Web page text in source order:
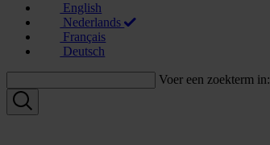
English
Nederlands
Français
Deutsch
Voer een zoekterm in: